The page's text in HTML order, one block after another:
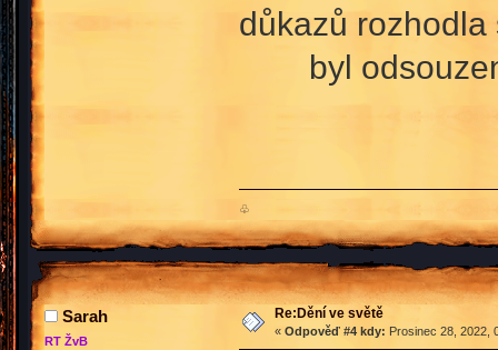
důkazů
byl
♧
Sarah
RT ŽvB
Re:Dění ve světě
« Odpověď #4 kdy: Prosinec 28, 2022,